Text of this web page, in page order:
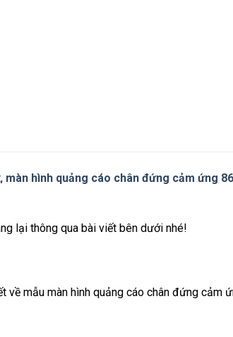
màn hình quảng cáo chân đứng cảm ứng
lại thông qua bài viết bên dưới nhé!
mẫu màn hình quảng cáo chân đứng cảm